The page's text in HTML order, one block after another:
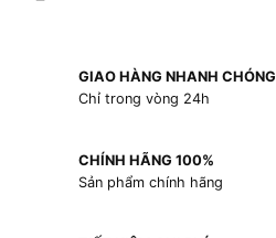
GIAO HÀNG NHANH CHÓNG
Chỉ trong vòng 24h
CHÍNH HÃNG 100%
Sản phẩm chính hãng